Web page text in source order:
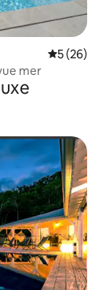
5 (26)
mer